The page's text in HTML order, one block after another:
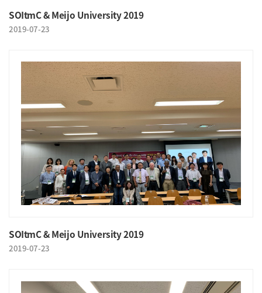
SOItmC & Meijo University 2019
2019-07-23
SOItmC & Meijo University 2019
2019-07-23